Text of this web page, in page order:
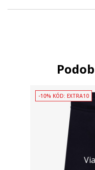
-10% KÓD: EXTRA10